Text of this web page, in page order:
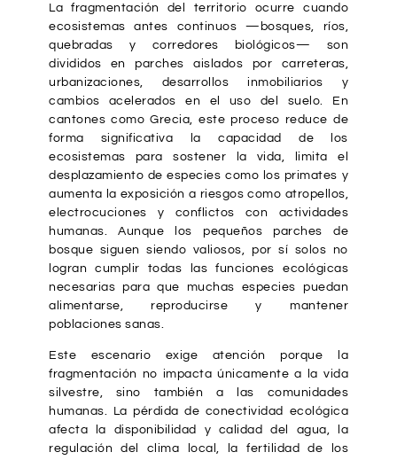
La fragmentación del territorio ocurre cuando
ecosistemas antes continuos —bosques, ríos,
quebradas y corredores biológicos— son
divididos en parches aislados por carreteras,
urbanizaciones, desarrollos inmobiliarios y
cambios acelerados en el uso del suelo. En
cantones como Grecia, este proceso reduce de
forma significativa la capacidad de los
ecosistemas para sostener la vida, limita el
desplazamiento de especies como los primates y
aumenta la exposición a riesgos como atropellos,
electrocuciones y conflictos con actividades
humanas. Aunque los pequeños parches de
bosque siguen siendo valiosos, por sí solos no
logran cumplir todas las funciones ecológicas
necesarias para que muchas especies puedan
alimentarse, reproducirse y mantener
poblaciones sanas.
Este escenario exige atención porque la
fragmentación no impacta únicamente a la vida
silvestre, sino también a las comunidades
humanas. La pérdida de conectividad ecológica
afecta la disponibilidad y calidad del agua, la
regulación del clima local, la fertilidad de los